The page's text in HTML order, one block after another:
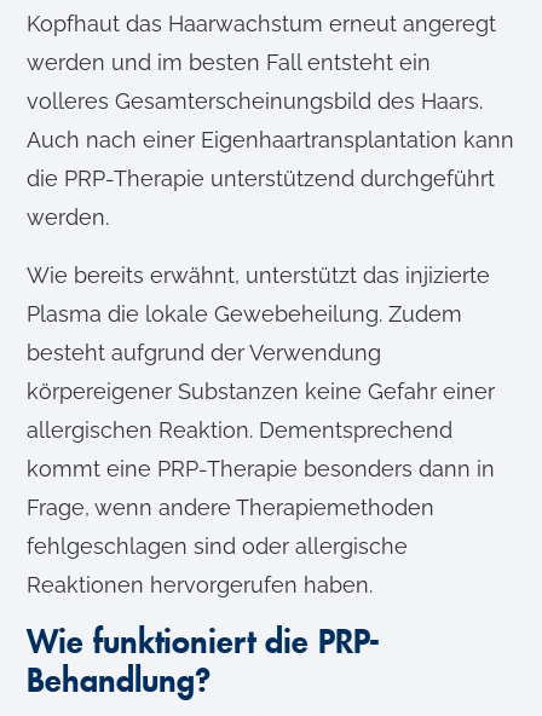
Kopfhaut das Haarwachstum erneut angeregt
werden und im besten Fall entsteht ein
volleres Gesamterscheinungsbild des Haars.
Auch nach einer Eigenhaartransplantation kann
die PRP-Therapie unterstützend durchgeführt
werden.
Wie bereits erwähnt, unterstützt das injizierte
Plasma die lokale Gewebeheilung. Zudem
besteht aufgrund der Verwendung
körpereigener Substanzen keine Gefahr einer
allergischen Reaktion. Dementsprechend
kommt eine PRP-Therapie besonders dann in
Frage, wenn andere Therapiemethoden
fehlgeschlagen sind oder allergische
Reaktionen hervorgerufen haben.
Wie funktioniert die PRP-
Behandlung?